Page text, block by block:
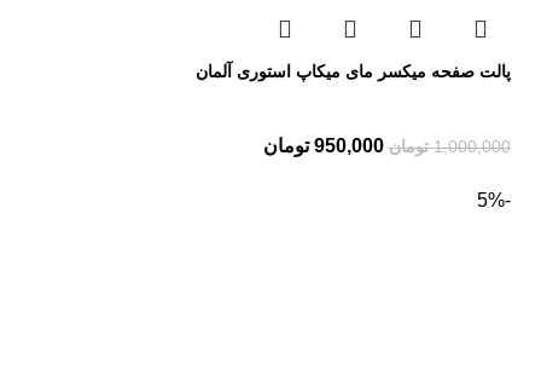
پالت صفحه میکسر مای میکاپ استوری آلمان
1,000,000 تومان 950,000 تومان
-5%